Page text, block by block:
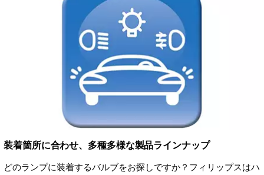
装着箇所に合わせ、多種多様な製品ラインナップ
どのランプに装着するバルブをお探しですか？フィリップスはハ